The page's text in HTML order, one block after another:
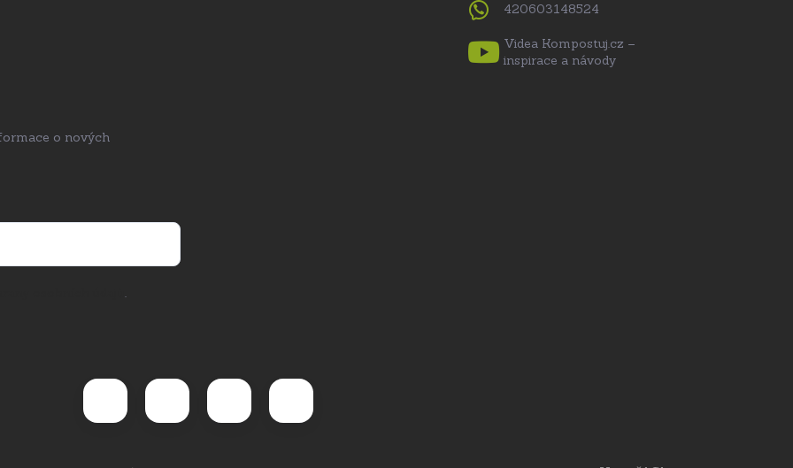
420603148524
Videa Kompostuj.cz –
inspirace a návody
o nových
.